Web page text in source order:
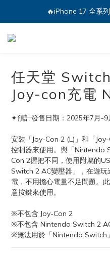
🔥iPhone 17 全系
💕加入Q哥 Line
任天堂
Joy-con充電
✦預計發售日期：2025年7月-9
安裝「Joy-Con 2 (L)」和「
控制器來使用。與「Nintendo
Con 2握把不同，使用附屬的
Switch 2 AC變壓器」，在遊
電，不用擔心電量不足問題。
意按鍵來使用。
※不包含 Joy-Con 2
※不包含 Nintendo Switch 2
※無法用於「Nintendo Switch